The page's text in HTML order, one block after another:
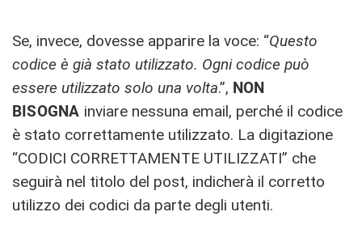
Se, invece, dovesse apparire la voce: “Questo
codice è già stato utilizzato. Ogni codice può
essere utilizzato solo una volta.”, NON
BISOGNA inviare nessuna email, perché il codice
è stato correttamente utilizzato. La digitazione
“CODICI CORRETTAMENTE UTILIZZATI” che
seguirà nel titolo del post, indicherà il corretto
utilizzo dei codici da parte degli utenti.